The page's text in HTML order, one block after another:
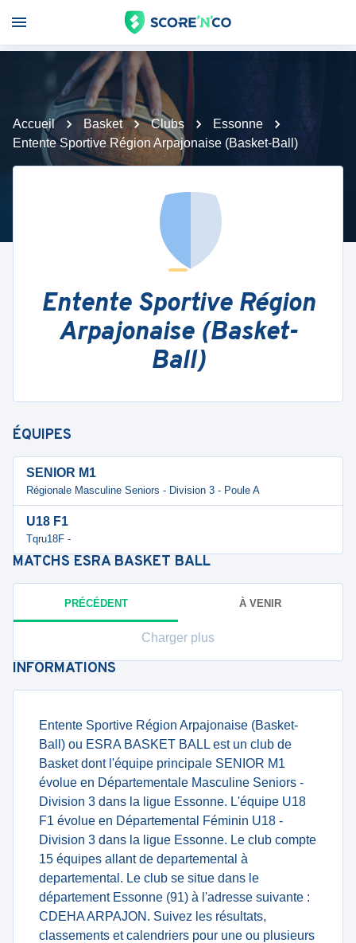
Accueil Basket Clubs
Essonne
Entente Sportive Région Arpajonaise (Basket-Ball)
Entente Sportive Région
Arpajonaise (Basket-
Ball)
ÉQUIPES
SENIOR M1
Régionale Masculine Seniors - Division 3 - Poule A
U18 F1
Tqru18F -
MATCHS ESRA BASKET BALL
PRÉCÉDENT À VENIR
Charger plus
INFORMATIONS
Entente Sportive Région Arpajonaise (Basket-
Ball) ou ESRA BASKET BALL est un club de
Basket dont l'équipe principale SENIOR M1
évolue en Départementale Masculine Seniors -
Division 3 dans la ligue Essonne. L'équipe U18
F1 évolue en Départemental Féminin U18 -
Division 3 dans la ligue Essonne. Le club compte
15 équipes allant de departemental à
departemental. Le club se situe dans le
département Essonne (91) à l'adresse suivante :
CDEHA ARPAJON. Suivez les résultats,
classements et calendriers pour une ou plusieurs